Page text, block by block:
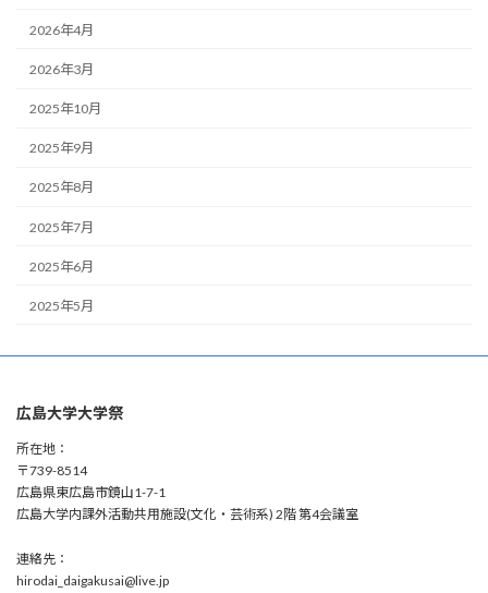
2026年4月
2026年3月
2025年10月
2025年9月
2025年8月
2025年7月
2025年6月
2025年5月
広島大学大学祭
所在地：
〒739-8514
広島県東広島市鏡山1-7-1
広島大学内課外活動共用施設(文化・芸術系) 2階 第4会議室
連絡先：
hirodai_daigakusai@live.jp